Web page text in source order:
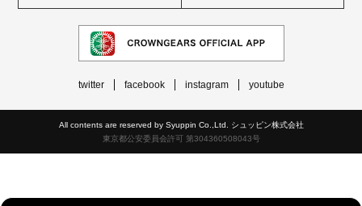
twitter facebook instagram youtube
All contents are reserved by Syuppin Co.,Ltd. シュッピン株式会社
東京都公安委員会許可 第304360508043号